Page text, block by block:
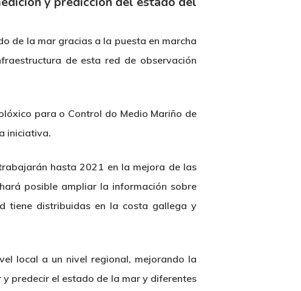
de la mar gracias a la puesta en marcha
de esta red de observación
para o Control do Medio Mariño de
iniciativa.
hasta 2021 en la mejora de las
posible ampliar la información sobre
tiene distribuidas en la costa gallega y
local a un nivel regional, mejorando la
predecir el estado de la mar y diferentes